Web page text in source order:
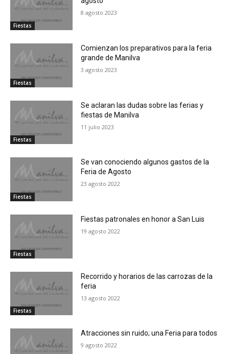
Fiestas
8 agosto 2023
Fiestas
Comienzan los preparativos para la feria
grande de Manilva
3 agosto 2023
Fiestas
Se aclaran las dudas sobre las ferias y
fiestas de Manilva
11 julio 2023
Fiestas
Se van conociendo algunos gastos de la
Feria de Agosto
23 agosto 2022
Fiestas
Fiestas patronales en honor a San Luis
19 agosto 2022
Fiestas
Recorrido y horarios de las carrozas de la
feria
13 agosto 2022
Atracciones sin ruido; una Feria para todos
9 agosto 2022